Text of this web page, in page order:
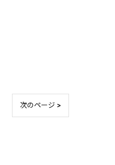
次のページ >